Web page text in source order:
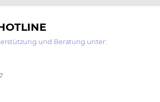
und Beratung unter: